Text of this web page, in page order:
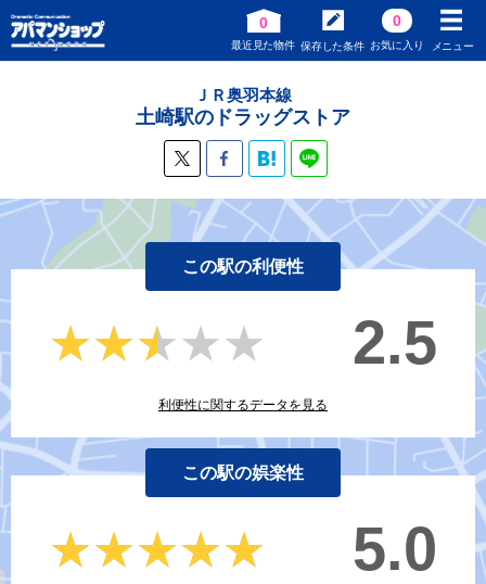
0
最近見た物件 保存した条件
0
お気に入り メニュー
ＪＲ奥羽本線
土崎駅のドラッグストア
この駅の利便性
★★★★★
★★★★★ 2.5
利便性に関するデータを見る
この駅の娯楽性
★★★★★
★★★★★ 5.0